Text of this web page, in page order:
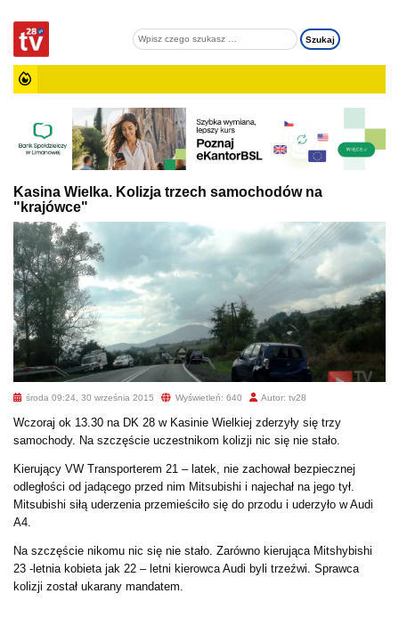
Kasina Wielka. Kolizja trzech samochodów na
"krajówce"
środa 09:24, 30 września 2015 Wyświetleń: 640 Autor: tv28
Wczoraj ok 13.30 na DK 28 w Kasinie Wielkiej zderzyły się trzy
samochody. Na szczęście uczestnikom kolizji nic się nie stało.
Kierujący VW Transporterem 21 – latek, nie zachował bezpiecznej
odległości od jadącego przed nim Mitsubishi i najechał na jego tył.
Mitsubishi siłą uderzenia przemieściło się do przodu i uderzyło w Audi
A4.
Na szczęście nikomu nic się nie stało. Zarówno kierująca Mitshybishi
23 -letnia kobieta jak 22 – letni kierowca Audi byli trzeźwi. Sprawca
kolizji został ukarany mandatem.